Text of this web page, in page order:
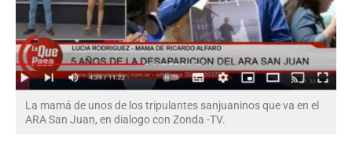
La mamá de unos de los tripulantes sanjuaninos que va en el
ARA San Juan, en dialogo con Zonda -TV.